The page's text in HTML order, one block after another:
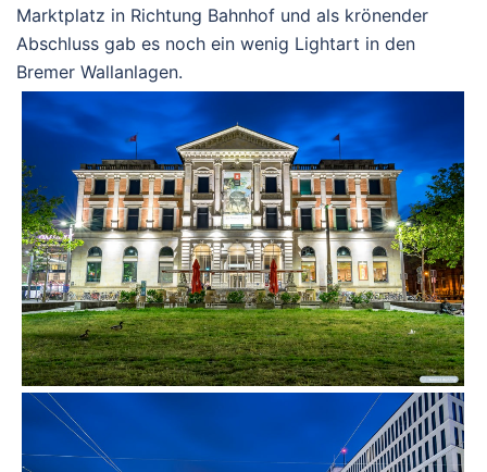
Marktplatz in Richtung Bahnhof und als krönender
Abschluss gab es noch ein wenig Lightart in den
Bremer Wallanlagen.